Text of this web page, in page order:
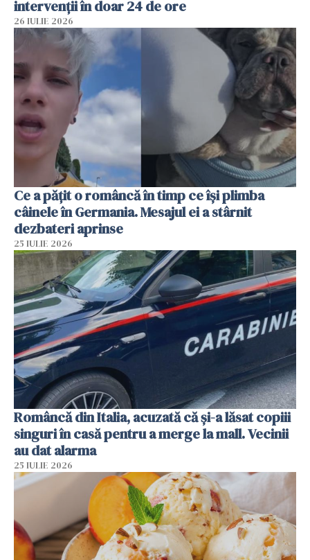
intervenții în doar 24 de ore
26 IULIE 2026
Ce a pățit o româncă în timp ce își plimba
câinele în Germania. Mesajul ei a stârnit
dezbateri aprinse
25 IULIE 2026
Româncă din Italia, acuzată că și-a lăsat copiii
singuri în casă pentru a merge la mall. Vecinii
au dat alarma
25 IULIE 2026